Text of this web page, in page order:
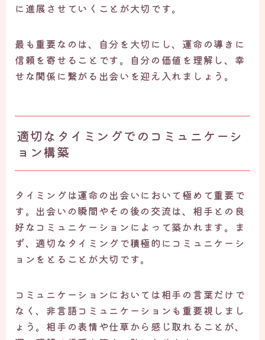
に進展させていくことが大切です。
最も重要なのは、自分を大切にし、運命の導きに
信頼を寄せることです。自分の価値を理解し、幸
せな関係に繋がる出会いを迎え入れましょう。
適切なタイミングでのコミュニケーシ
ョン構築
タイミングは運命の出会いにおいて極めて重要で
す。出会いの瞬間やその後の交流は、相手との良
好なコミュニケーションによって築かれます。ま
ず、適切なタイミングで積極的にコミュニケーシ
ョンをとることが大切です。
コミュニケーションにおいては相手の言葉だけで
なく、非言語コミュニケーションも重要視しまし
ょう。相手の表情や仕草から感じ取れることが、